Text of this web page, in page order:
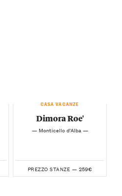
CASA VACANZE
Dimora Roe'
— Monticello d’Alba —
PREZZO STANZE — 259€